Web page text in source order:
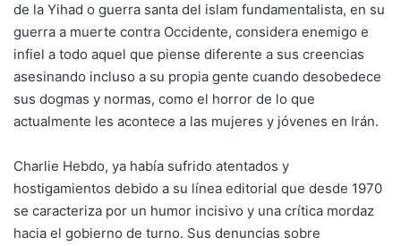
de la Yihad o guerra santa del islam fundamentalista, en su
guerra a muerte contra Occidente, considera enemigo e
infiel a todo aquel que piense diferente a sus creencias
asesinando incluso a su propia gente cuando desobedece
sus dogmas y normas, como el horror de lo que
actualmente les acontece a las mujeres y jóvenes en Irán.
Charlie Hebdo, ya había sufrido atentados y
hostigamientos debido a su línea editorial que desde 1970
se caracteriza por un humor incisivo y una crítica mordaz
hacia el gobierno de turno. Sus denuncias sobre